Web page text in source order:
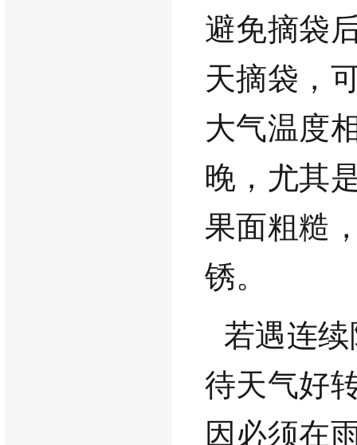
避免摘袋
天摘袋，
大气温度
晚，尤其
果面粗糙
锈。
若遇连
待天气好
因必须在